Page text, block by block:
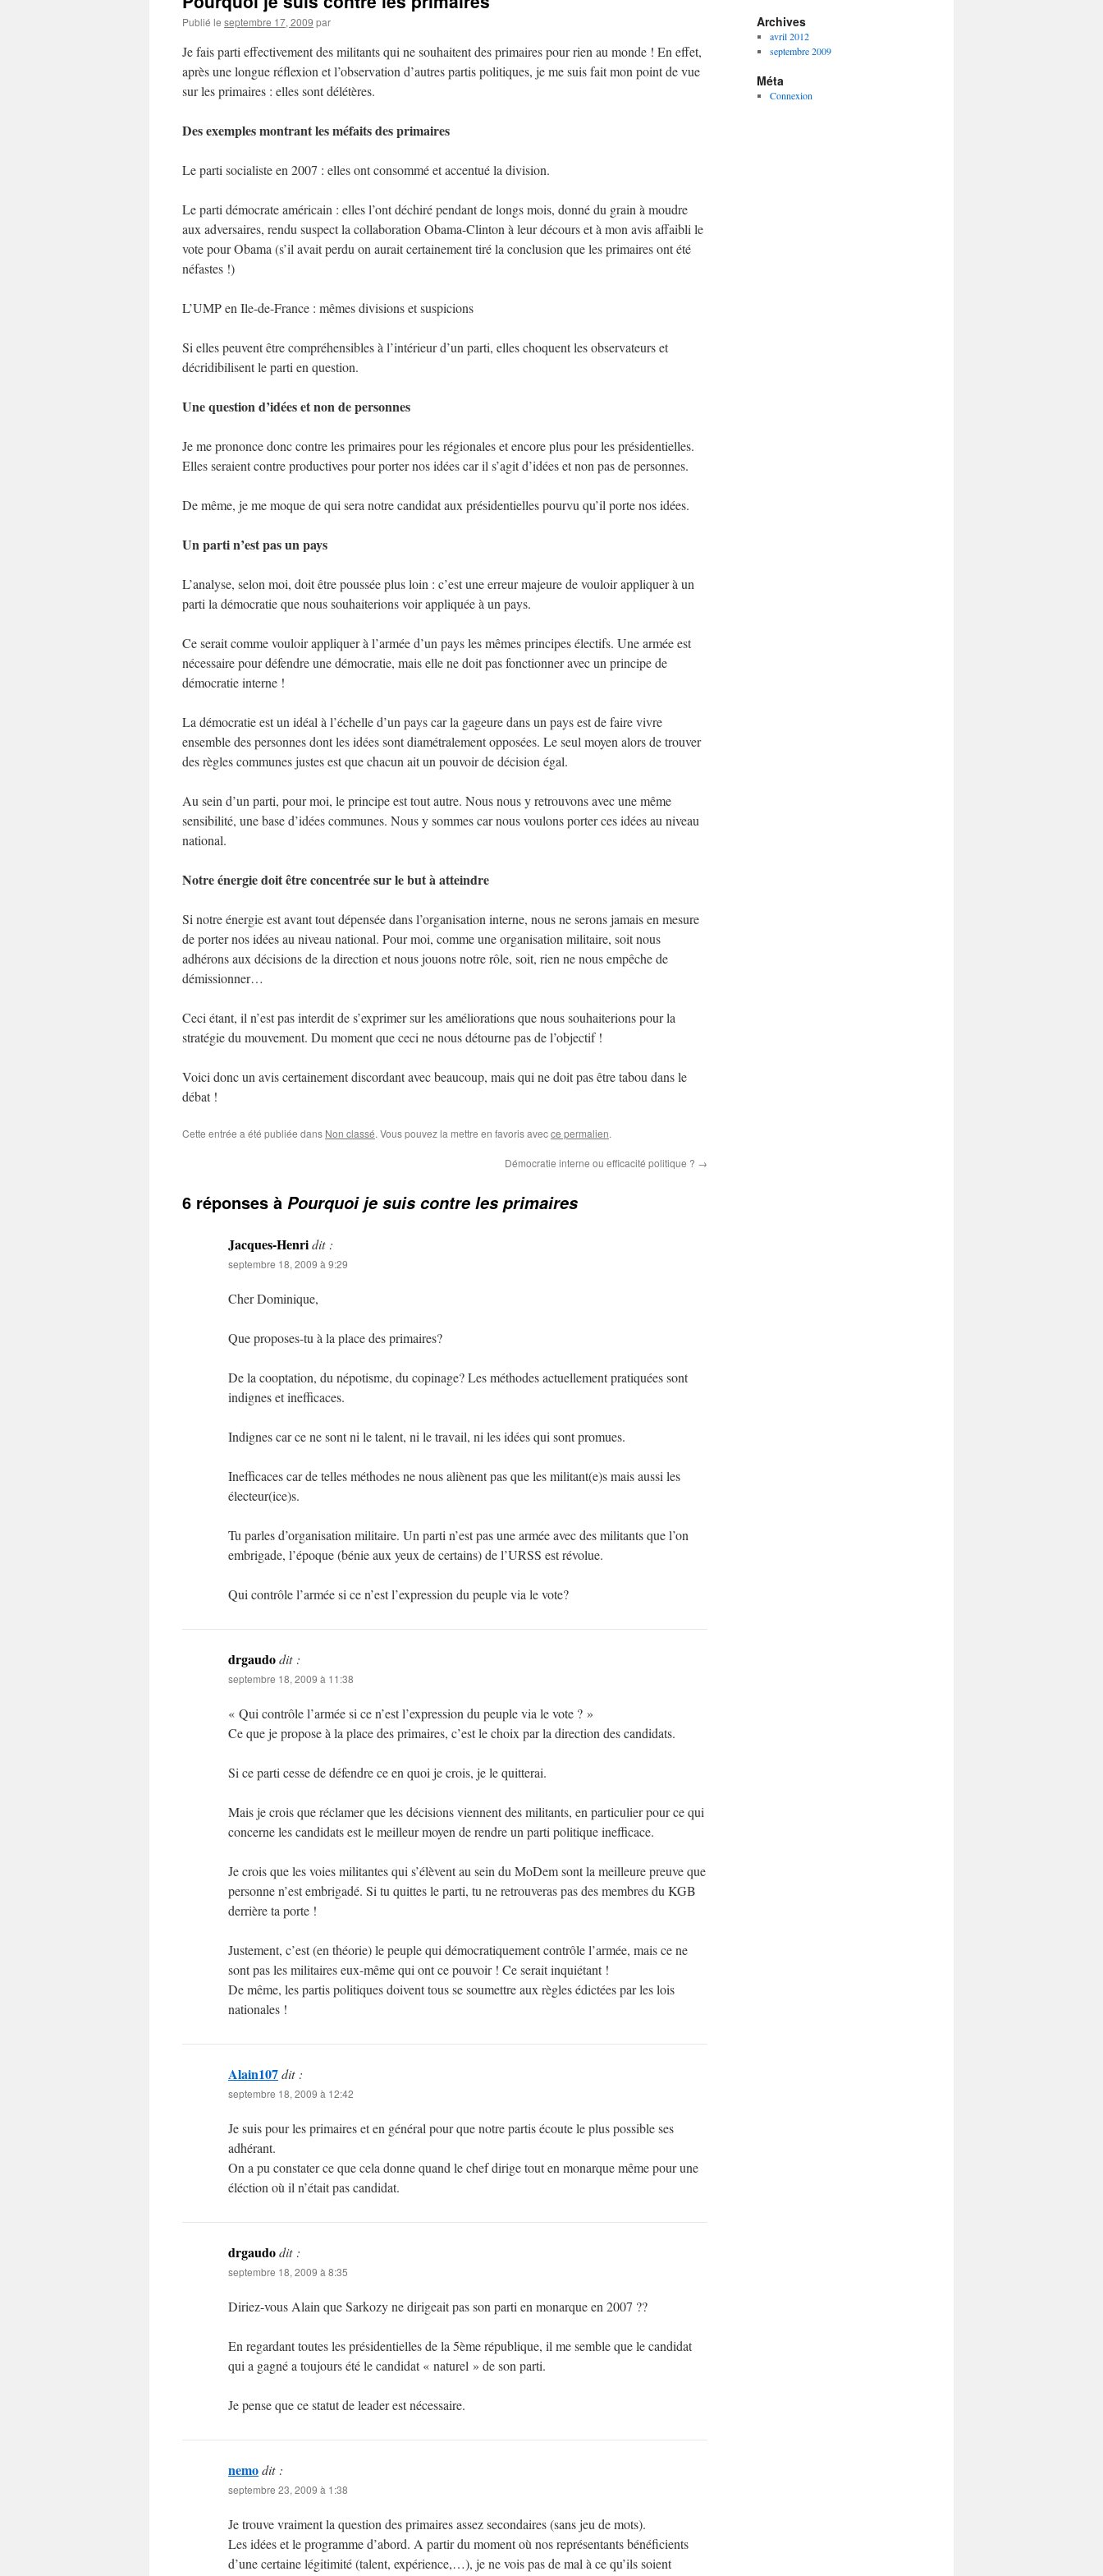
Publié le septembre 17, 2009 par
Je fais parti effectivement des militants qui ne souhaitent des primaires pour rien au monde ! En effet,
après une longue réflexion et l’observation d’autres partis politiques, je me suis fait mon point de vue
sur les primaires : elles sont délétères.
Des exemples montrant les méfaits des primaires
Le parti socialiste en 2007 : elles ont consommé et accentué la division.
Le parti démocrate américain : elles l’ont déchiré pendant de longs mois, donné du grain à moudre
aux adversaires, rendu suspect la collaboration Obama-Clinton à leur décours et à mon avis affaibli le
vote pour Obama (s’il avait perdu on aurait certainement tiré la conclusion que les primaires ont été
néfastes !)
L’UMP en Ile-de-France : mêmes divisions et suspicions
Si elles peuvent être compréhensibles à l’intérieur d’un parti, elles choquent les observateurs et
décridibilisent le parti en question.
Une question d’idées et non de personnes
Je me prononce donc contre les primaires pour les régionales et encore plus pour les présidentielles.
Elles seraient contre productives pour porter nos idées car il s’agit d’idées et non pas de personnes.
De même, je me moque de qui sera notre candidat aux présidentielles pourvu qu’il porte nos idées.
Un parti n’est pas un pays
L’analyse, selon moi, doit être poussée plus loin : c’est une erreur majeure de vouloir appliquer à un
parti la démocratie que nous souhaiterions voir appliquée à un pays.
Ce serait comme vouloir appliquer à l’armée d’un pays les mêmes principes électifs. Une armée est
nécessaire pour défendre une démocratie, mais elle ne doit pas fonctionner avec un principe de
démocratie interne !
La démocratie est un idéal à l’échelle d’un pays car la gageure dans un pays est de faire vivre
ensemble des personnes dont les idées sont diamétralement opposées. Le seul moyen alors de trouver
des règles communes justes est que chacun ait un pouvoir de décision égal.
Au sein d’un parti, pour moi, le principe est tout autre. Nous nous y retrouvons avec une même
sensibilité, une base d’idées communes. Nous y sommes car nous voulons porter ces idées au niveau
national.
Notre énergie doit être concentrée sur le but à atteindre
Si notre énergie est avant tout dépensée dans l’organisation interne, nous ne serons jamais en mesure
de porter nos idées au niveau national. Pour moi, comme une organisation militaire, soit nous
adhérons aux décisions de la direction et nous jouons notre rôle, soit, rien ne nous empêche de
démissionner…
Ceci étant, il n’est pas interdit de s’exprimer sur les améliorations que nous souhaiterions pour la
stratégie du mouvement. Du moment que ceci ne nous détourne pas de l’objectif !
Voici donc un avis certainement discordant avec beaucoup, mais qui ne doit pas être tabou dans le
débat !
Cette entrée a été publiée dans Non classé. Vous pouvez la mettre en favoris avecce permalien.
Démocratie interne ou efficacité politique ? →
6 réponses à Pourquoi je suis contre les primaires
Jacques-Henridit :
septembre 18, 2009 à 9:29
Cher Dominique,
Que proposes-tu à la place des primaires?
De la cooptation, du népotisme, du copinage? Les méthodes actuellement pratiquées sont
indignes et inefficaces.
Indignes car ce ne sont ni le talent, ni le travail, ni les idées qui sont promues.
Inefficaces car de telles méthodes ne nous aliènent pas que les militant(e)s mais aussi les
électeur(ice)s.
Tu parles d’organisation militaire. Un parti n’est pas une armée avec des militants que l’on
embrigade, l’époque (bénie aux yeux de certains) de l’URSS est révolue.
Qui contrôle l’armée si ce n’est l’expression du peuple via le vote?
drgaudodit :
septembre 18, 2009 à 11:38
« Qui contrôle l’armée si ce n’est l’expression du peuple via le vote ? »
Ce que je propose à la place des primaires, c’est le choix par la direction des candidats.
Si ce parti cesse de défendre ce en quoi je crois, je le quitterai.
Mais je crois que réclamer que les décisions viennent des militants, en particulier pour ce qui
concerne les candidats est le meilleur moyen de rendre un parti politique inefficace.
Je crois que les voies militantes qui s’élèvent au sein du MoDem sont la meilleure preuve que
personne n’est embrigadé. Si tu quittes le parti, tu ne retrouveras pas des membres du KGB
derrière ta porte !
Justement, c’est (en théorie) le peuple qui démocratiquement contrôle l’armée, mais ce ne
sont pas les militaires eux-même qui ont ce pouvoir ! Ce serait inquiétant !
De même, les partis politiques doivent tous se soumettre aux règles édictées par les lois
nationales !
Alain107dit :
septembre 18, 2009 à 12:42
Je suis pour les primaires et en général pour que notre partis écoute le plus possible ses
adhérant.
On a pu constater ce que cela donne quand le chef dirige tout en monarque même pour une
éléction où il n’était pas candidat.
drgaudodit :
septembre 18, 2009 à 8:35
Diriez-vous Alain que Sarkozy ne dirigeait pas son parti en monarque en 2007 ??
En regardant toutes les présidentielles de la 5ème république, il me semble que le candidat
qui a gagné a toujours été le candidat « naturel » de son parti.
Je pense que ce statut de leader est nécessaire.
nemodit :
septembre 23, 2009 à 1:38
Je trouve vraiment la question des primaires assez secondaires (sans jeu de mots).
Les idées et le programme d’abord. A partir du moment où nos représentants bénéficients
d’une certaine légitimité (talent, expérience,…), je ne vois pas de mal à ce qu’ils soient
Archives
avril 2012
septembre 2009
Méta
Connexion